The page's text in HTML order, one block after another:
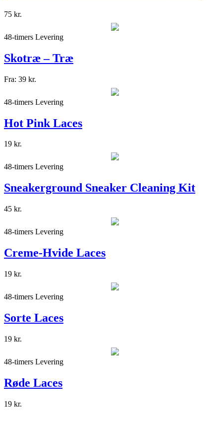
75 kr.
48-timers Levering
Skotræ – Træ
Fra: 39 kr.
48-timers Levering
Hot Pink Laces
19 kr.
48-timers Levering
Sneakerground Sneaker Cleaning Kit
45 kr.
48-timers Levering
Creme-Hvide Laces
19 kr.
48-timers Levering
Sorte Laces
19 kr.
48-timers Levering
Røde Laces
19 kr.